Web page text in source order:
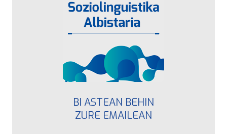
BI ASTEAN BEHIN
ZURE EMAILEAN